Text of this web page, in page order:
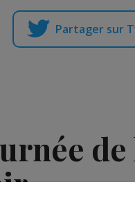
Partager sur